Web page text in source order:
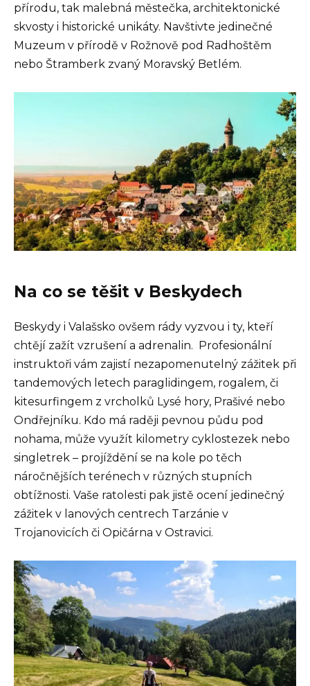
přírodu, tak malebná městečka, architektonické
skvosty i historické unikáty. Navštivte jedinečné
Muzeum v přírodě v Rožnově pod Radhoštěm
nebo Štramberk zvaný Moravský Betlém.
Na co se těšit v Beskydech
Beskydy i Valašsko ovšem rády vyzvou i ty, kteří
chtějí zažít vzrušení a adrenalin. Profesionální
instruktoři vám zajistí nezapomenutelný zážitek při
tandemových letech paraglidingem, rogalem, či
kitesurfingem z vrcholků Lysé hory, Prašivé nebo
Ondřejníku. Kdo má raději pevnou půdu pod
nohama, může využít kilometry cyklostezek nebo
singletrek – projíždění se na kole po těch
náročnějších terénech v různých stupních
obtížnosti. Vaše ratolesti pak jistě ocení jedinečný
zážitek v lanových centrech Tarzánie v
Trojanovicích či Opičárna v Ostravici.